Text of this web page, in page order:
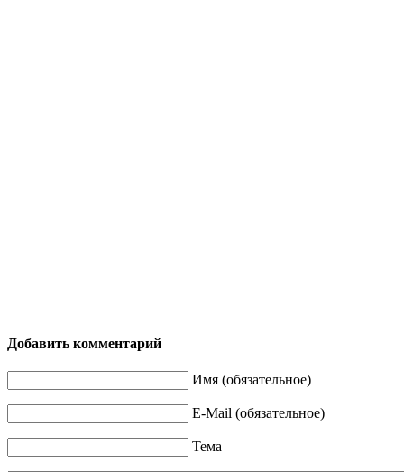
Добавить комментарий
Имя (обязательное)
E-Mail (обязательное)
Тема